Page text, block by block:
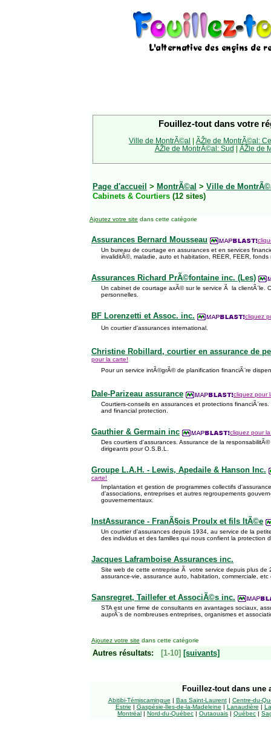
Fouillez-tout dans votre
Ville de MontrÃ©al | ÃŽle de MontrÃ©al:
ÃŽle de MontrÃ©al: Sud | ÃŽle de
Page d'accueil > MontrÃ©al > Ville de
Cabinets & Courtiers (12 sites)
Ajoutez votre site dans cette catégorie
Assurances Bernard Mousseau
Un bureau de courtage en assurances et en services
invaliditÃ©, maladie, auto et habitation, REER, FEER, fonds
Assurances Richard PrÃ©fontaine inc. (Les)
Un cabinet de courtage axÃ© sur le service Ã la clientÃ¨le.
personnelles.
BF Lorenzetti et Assoc. inc.
cliquez
Un courtier d'assurances international.
Christine Robillard, courtier en assurance de
pour la carte!
Pour un service intÃ©grÃ© de planification financiÃ¨re
Dale-Parizeau assurance
cliquez pour
Courtiers-conseils en assurances et protections
and financial protection.
Gauthier & Germain inc
cliquez pour
Des courtiers d'assurances. Assurance de la
dirigeants pour O.S.B.L.
Groupe L.A.H. - Lewis, Apedaile & Hanson Inc.
carte!
Implantation et gestion de programmes collectifs
d'associations, entreprises et autres regroupements
gouvernementaux.
InstAssurance - FranÃ§ois Proulx et fils ltÃ©e
Un courtier d'assurances depuis 1934, au service de la
des individus et des familles qui nous confient la protection
Jacques Laframboise Assurances inc.
Site web de cette entreprise Ã votre service depuis plus de
assurance-vie, assurance auto, habitation, commerciale,
Sansregret, Taillefer et AssociÃ©s inc.
STA est une firme de consultants en avantages sociaux,
auprÃ¨s de nombreuses entreprises, organismes et
Ajoutez votre site dans cette catégorie
Autres résultats: [1-10] [suivants]
Fouillez-tout dans une
Abitibi-Témiscamingue | Bas Saint-Laurent| Centre-du-
Estrie | Gaspésie-Îles-de-la-Madeleine | Lanaudière |
Montréal | Nord-du-Québec | Outaouais | Québec |